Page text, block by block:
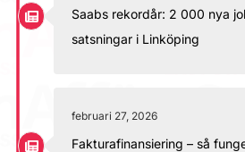
Saabs rekordår: 2 000 nya
satsningar i Linköping
februari 27, 2026
Fakturafinansiering – så